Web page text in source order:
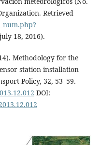
Retrieved
18, 2016).
Methodology for the
station installation
Policy, 32, 53–59.
DOI: